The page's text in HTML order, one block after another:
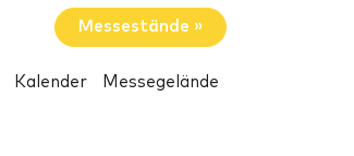
Messestände »
Kalender Messegelände